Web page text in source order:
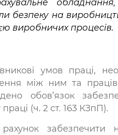
безпеку на
виробничих процесів.
умов праці,
між ним та
обов’язок
(ч. 2 ст. 163 КЗпП).
забезпечити